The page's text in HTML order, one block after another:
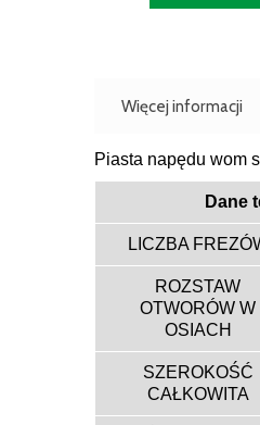
Więcej informacji
Piasta napędu wom
Dane
LICZBA
ROZSTAW
OTWORÓW W
OSIACH
SZEROKOŚĆ
CAŁKOWITA